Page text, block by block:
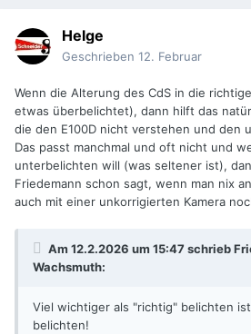
Helge
Geschrieben 12. Februar
Wenn die Alterung des CdS in die
etwas überbelichtet), dann hilft das
die den E100D nicht verstehen und den
Das passt manchmal und oft nicht und
unterbelichten will (was seltener ist),
Friedemann schon sagt, wenn man nix
auch mit einer unkorrigierten Kamera
Am 12.2.2026 um 15:47 schrieb
Wachsmuth:
Viel wichtiger als "richtig" belichten
belichten!